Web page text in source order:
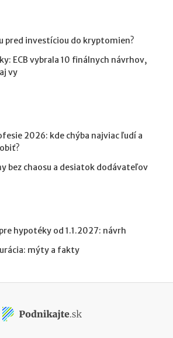
pred investíciou do kryptomien?
ECB vybrala 10 finálnych návrhov,
vy
2026: kde chýba najviac ľudí a
bez chaosu a desiatok dodávateľov
hypotéky od 1.1.2027: návrh
mýty a fakty